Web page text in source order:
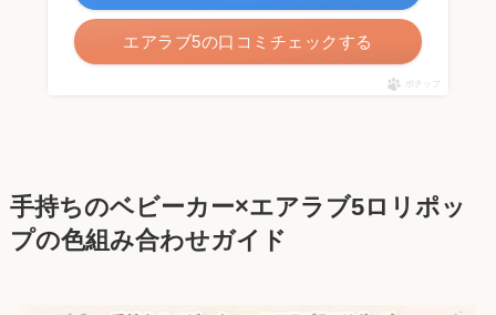
エアラブ5の口コミチェックする
ポチップ
手持ちのベビーカー×エアラブ5ロリポッ
プの色組み合わせガイド